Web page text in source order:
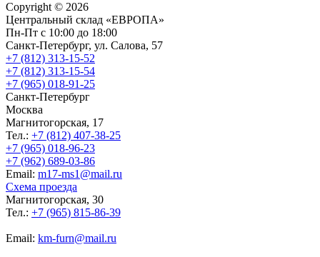
Copyright © 2026
Центральный склад «ЕВРОПА»
Пн-Пт с 10:00 до 18:00
Санкт-Петербург, ул. Салова, 57
+7 (812) 313-15-52
+7 (812) 313-15-54
+7 (965) 018-91-25
Санкт-Петербург
Москва
Магнитогорская, 17
Тел.: +7 (812) 407-38-25
+7 (965) 018-96-23
+7 (962) 689-03-86
Еmail: m17-ms1@mail.ru
Схема проезда
Магнитогорская, 30
Тел.: +7 (965) 815-86-39
Еmail: km-furn@mail.ru